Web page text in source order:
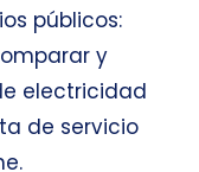
públicos:
y
electricidad
de servicio